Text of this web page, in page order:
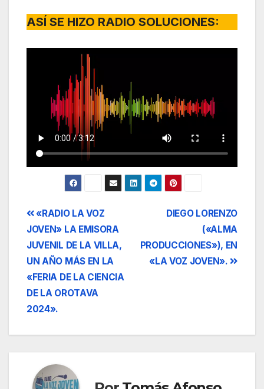
ASÍ SE HIZO RADIO SOLUCIONES:
Navegación
de
entradas
DIEGO LORENZO
(«ALMA
PRODUCCIONES»), EN
«LA VOZ JOVEN».
«RADIO LA VOZ
JOVEN» LA EMISORA
JUVENIL DE LA VILLA,
UN AÑO MÁS EN LA
«FERIA DE LA CIENCIA
DE LA OROTAVA
2024».